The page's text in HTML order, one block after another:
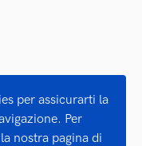
per assicurarti la
Per
nostra pagina di